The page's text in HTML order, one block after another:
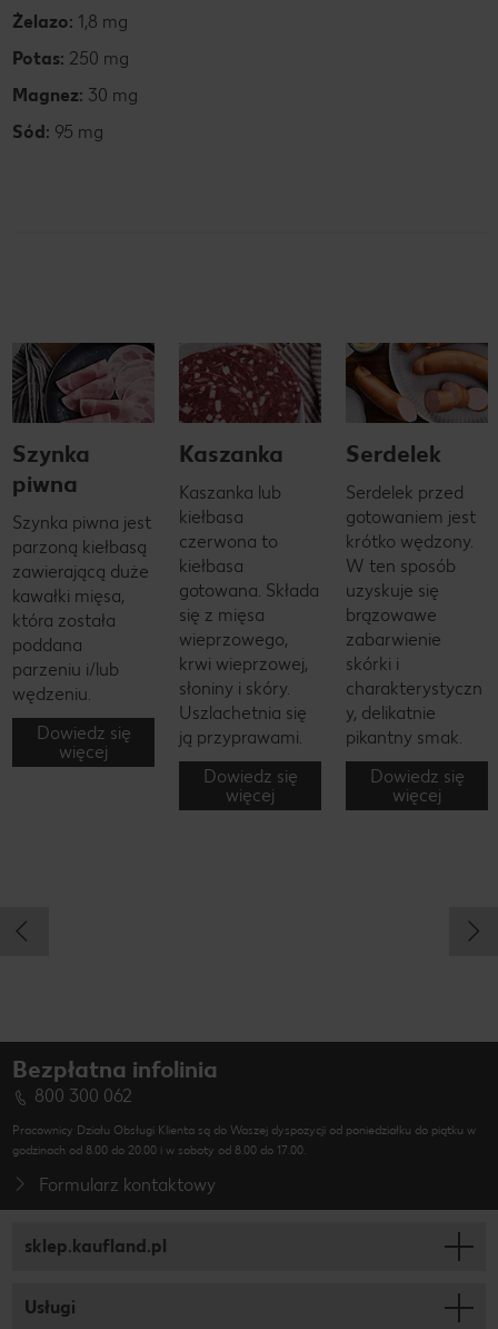
Żelazo: 1,8 mg
Potas: 250 mg
Magnez: 30 mg
Sód: 95 mg
Szynka
piwna
Szynka piwna jest
parzoną kiełbasą
zawierającą duże
kawałki mięsa,
która została
poddana
parzeniu i/lub
wędzeniu.
Dowiedz się
więcej
Kaszanka
Kaszanka lub
kiełbasa
czerwona to
kiełbasa
gotowana. Składa
się z mięsa
wieprzowego,
krwi wieprzowej,
słoniny i skóry.
Uszlachetnia się
ją przyprawami.
Dowiedz się
więcej
Serdelek
Serdelek przed
gotowaniem jest
krótko wędzony.
W ten sposób
uzyskuje się
brązowawe
zabarwienie
skórki i
charakterystyczn
y, delikatnie
pikantny smak.
Dowiedz się
więcej
Bezpłatna infolinia
800 300 062
Pracownicy Działu Obsługi Klienta są do Waszej dyspozycji od poniedziałku do piątku w
godzinach od 8.00 do 20.00 i w soboty od 8.00 do 17.00.
Formularz kontaktowy
sklep.kaufland.pl
Usługi